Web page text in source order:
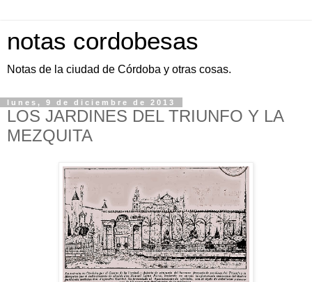
notas cordobesas
Notas de la ciudad de Córdoba y otras cosas.
lunes, 9 de diciembre de 2013
LOS JARDINES DEL TRIUNFO Y LA
MEZQUITA